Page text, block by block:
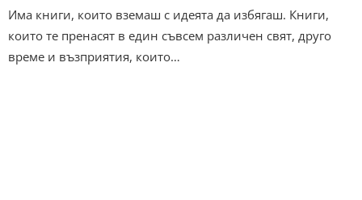
Има книги, които вземаш с идеята да избягаш. Книги,
които те пренасят в един съвсем различен свят, друго
време и възприятия, които…